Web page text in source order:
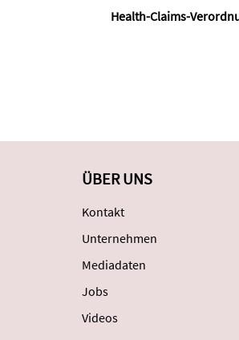
Health-Claims-
ÜBER UNS
Kontakt
Unternehmen
Mediadaten
Jobs
Videos